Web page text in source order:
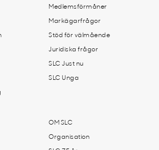
Medlemsförmåner
Markägarfrågor
Stöd för välmående
Juridiska frågor
SLC Just nu
SLC Unga
OM SLC
Organisation